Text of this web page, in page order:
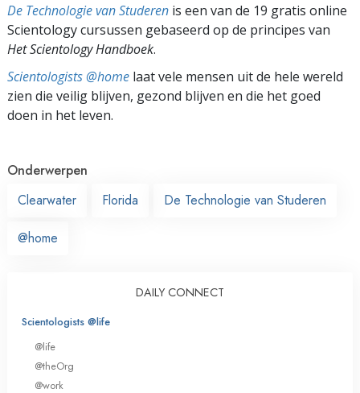
De Technologie van Studeren is een van de 19 gratis online
Scientology cursussen gebaseerd op de principes van
Het Scientology Handboek.
Scientologists @home laat vele mensen uit de hele wereld
zien die veilig blijven, gezond blijven en die het goed
doen in het leven.
Onderwerpen
Clearwater
Florida De Technologie van Studeren
@home
DAILY CONNECT
Scientologists @life
@life
@theOrg
@work